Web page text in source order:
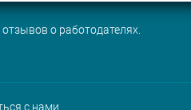
отзывов о работодателях.
с нами